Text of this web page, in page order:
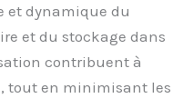
et dynamique du
et du stockage dans
contribuent à
tout en minimisant les